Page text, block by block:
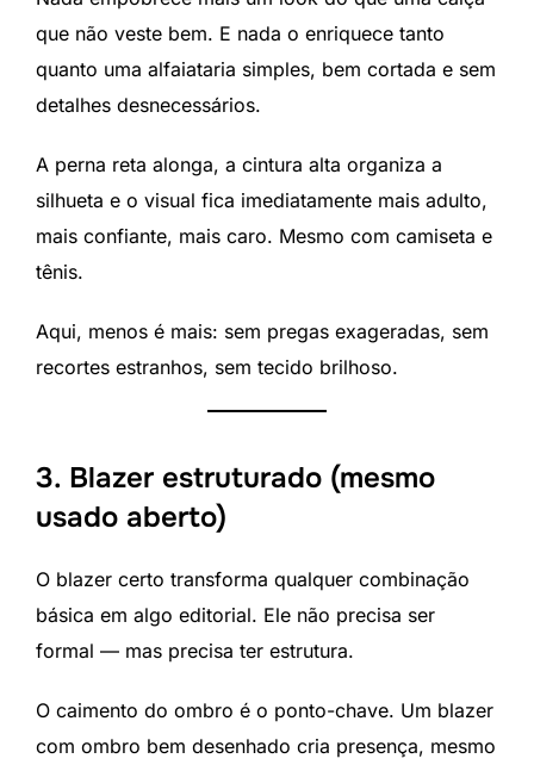
que não veste bem. E nada o enriquece tanto
quanto uma alfaiataria simples, bem cortada e sem
detalhes desnecessários.
A perna reta alonga, a cintura alta organiza a
silhueta e o visual fica imediatamente mais adulto,
mais confiante, mais caro. Mesmo com camiseta e
tênis.
Aqui, menos é mais: sem pregas exageradas, sem
recortes estranhos, sem tecido brilhoso.
3. Blazer estruturado (mesmo
usado aberto)
O blazer certo transforma qualquer combinação
básica em algo editorial. Ele não precisa ser
formal — mas precisa ter estrutura.
O caimento do ombro é o ponto-chave. Um blazer
com ombro bem desenhado cria presença, mesmo